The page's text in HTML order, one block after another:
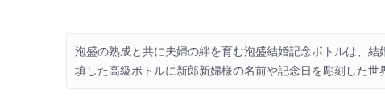
泡盛の熟成と共に夫婦の絆を育む泡盛結婚記念ボトルは、
填した高級ボトルに新郎新婦様の名前や記念日を彫刻した